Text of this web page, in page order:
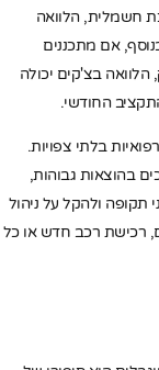
חשמלית, הלוואה
אם מתכננים
בצ'קים יכולה
החודשי.
בלתי צפויות.
בהוצאות גבוהות,
ולהקל על ניהול
רכישת רכב חדש או כל